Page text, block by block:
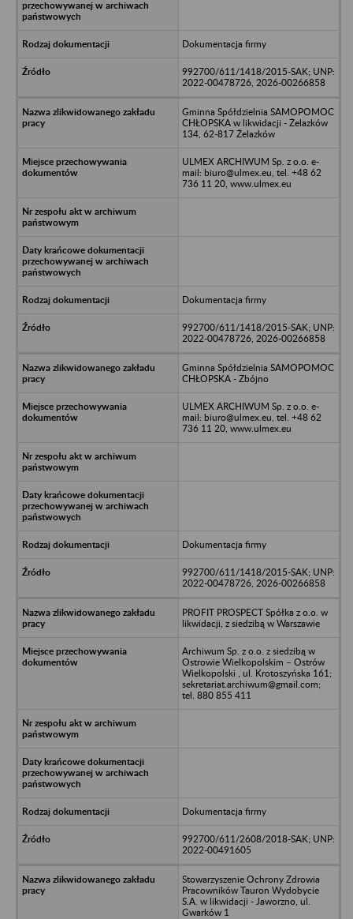
Dokumentacja firmy
992700/611/1418/2015-SAK; UNP:
2022-00478726, 2026-00266858
Gminna Spółdzielnia SAMOPOMOC
CHŁOPSKA w likwidacji - Żelazków
134, 62-817 Żelazków
ULMEX ARCHIWUM Sp. z o.o. e-
mail: biuro@ulmex.eu, tel. +48 62
736 11 20, www.ulmex.eu
Dokumentacja firmy
992700/611/1418/2015-SAK; UNP:
2022-00478726, 2026-00266858
Gminna Spółdzielnia SAMOPOMOC
CHŁOPSKA - Zbójno
ULMEX ARCHIWUM Sp. z o.o. e-
mail: biuro@ulmex.eu, tel. +48 62
736 11 20, www.ulmex.eu
Dokumentacja firmy
992700/611/1418/2015-SAK; UNP:
2022-00478726, 2026-00266858
PROFIT PROSPECT Spółka z o.o. w
likwidacji, z siedzibą w Warszawie
Archiwum Sp. z o.o. z siedzibą w
Ostrowie Wielkopolskim – Ostrów
Wielkopolski , ul. Krotoszyńska 161;
sekretariat.archiwum@gmail.com;
tel. 880 855 411
Dokumentacja firmy
992700/611/2608/2018-SAK; UNP:
2022-00491605
Stowarzyszenie Ochrony Zdrowia
Pracowników Tauron Wydobycie
S.A. w likwidacji - Jaworzno, ul.
Gwarków 1